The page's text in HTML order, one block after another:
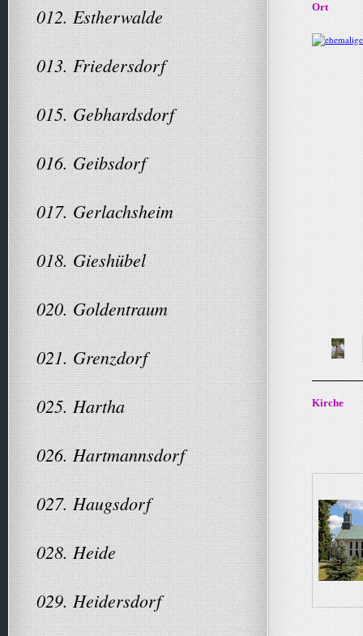
012. Estherwalde
013. Friedersdorf
015. Gebhardsdorf
016. Geibsdorf
017. Gerlachsheim
018. Gieshübel
020. Goldentraum
021. Grenzdorf
025. Hartha
026. Hartmannsdorf
027. Haugsdorf
028. Heide
029. Heidersdorf
Ort
Kirche